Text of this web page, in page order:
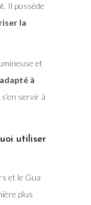
Il possède
la
et
adapté à
servir à
utiliser
et le Gua
plus